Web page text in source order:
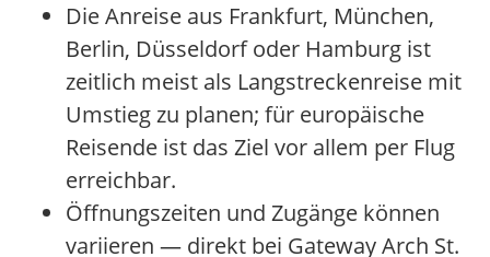
Die Anreise aus Frankfurt, München,
Berlin, Düsseldorf oder Hamburg ist
zeitlich meist als Langstreckenreise mit
Umstieg zu planen; für europäische
Reisende ist das Ziel vor allem per Flug
erreichbar.
Öffnungszeiten und Zugänge können
variieren — direkt bei Gateway Arch St.